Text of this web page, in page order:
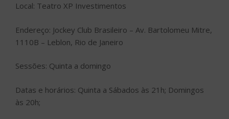
Local: Teatro XP Investimentos
Endereço: Jockey Club Brasileiro – Av. Bartolomeu Mitre,
1110B – Leblon, Rio de Janeiro
Sessões: Quinta a domingo
Datas e horários: Quinta a Sábados às 21h; Domingos
às 20h;